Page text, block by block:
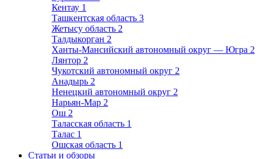
Кентау 1
Ташкентская область 3
Жетысу область 2
Талдыкорган 2
Ханты-Мансийский автономный округ — Югра 2
Лянтор 2
Чукотский автономный округ 2
Анадырь 2
Ненецкий автономный округ 2
Нарьян-Мар 2
Ош 2
Таласская область 1
Талас 1
Ошская область 1
Статьи и обзоры